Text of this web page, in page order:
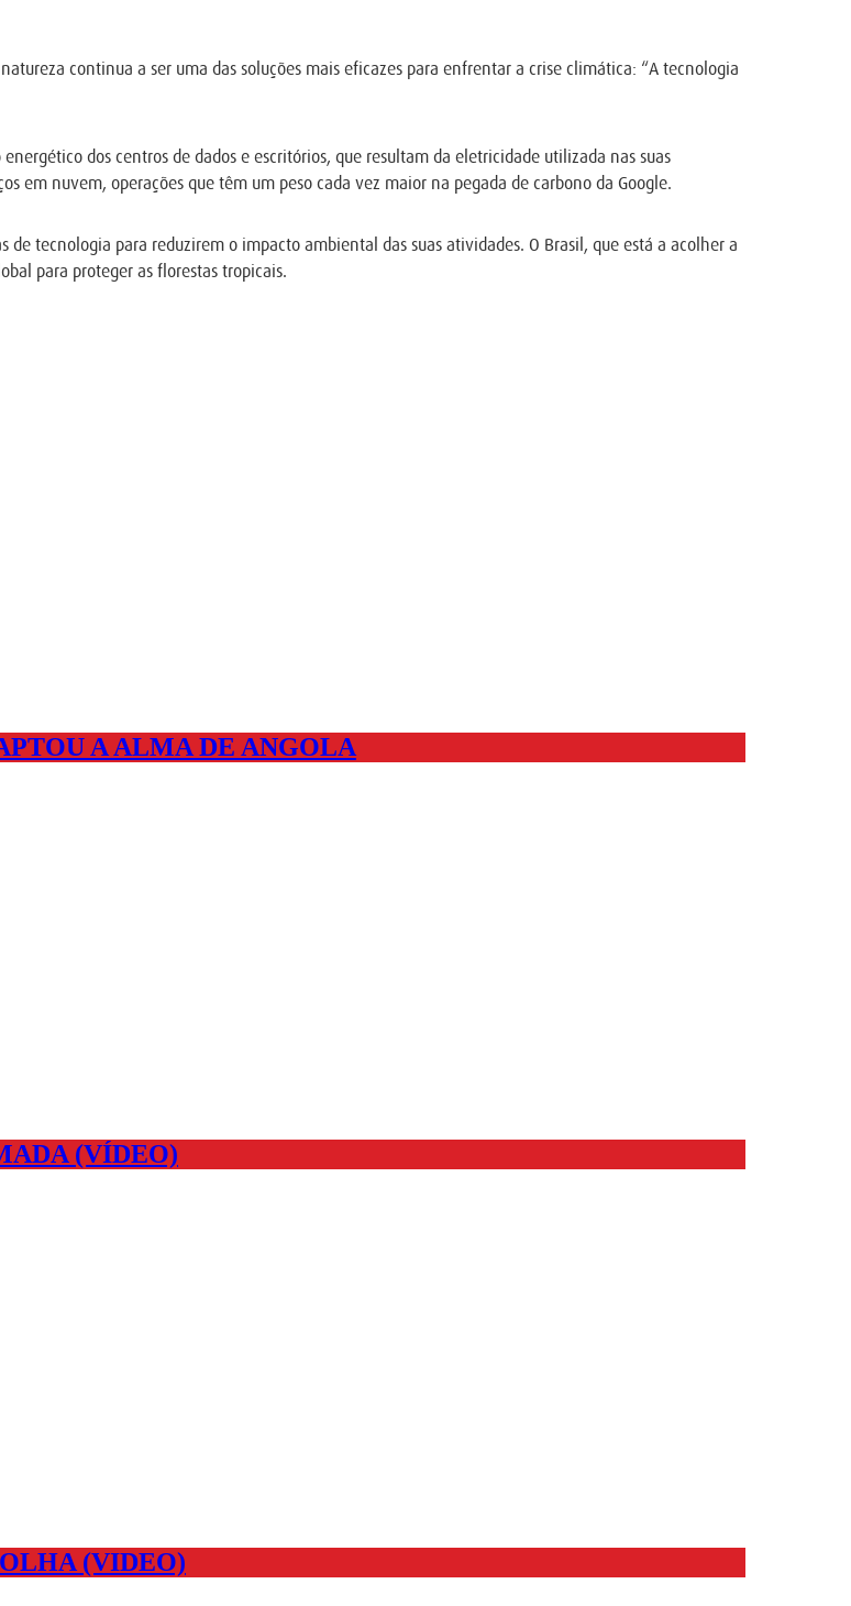
continua a ser uma das soluções mais eficazes para enfrentar a crise climática: “A tecnologia
dos centros de dados e escritórios, que resultam da eletricidade utilizada nas suas
em nuvem, operações que têm um peso cada vez maior na pegada de carbono da Google.
de tecnologia para reduzirem o impacto ambiental das suas atividades. O Brasil, que está a acolher a
para proteger as florestas tropicais.
A ALMA DE ANGOLA
(VÍDEO)
(VIDEO)